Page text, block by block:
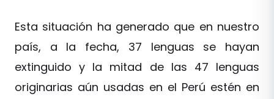
Esta situación ha generado que en nuestro
país, a la fecha, 37 lenguas se hayan
extinguido y la mitad de las 47 lenguas
originarias aún usadas en el Perú estén en